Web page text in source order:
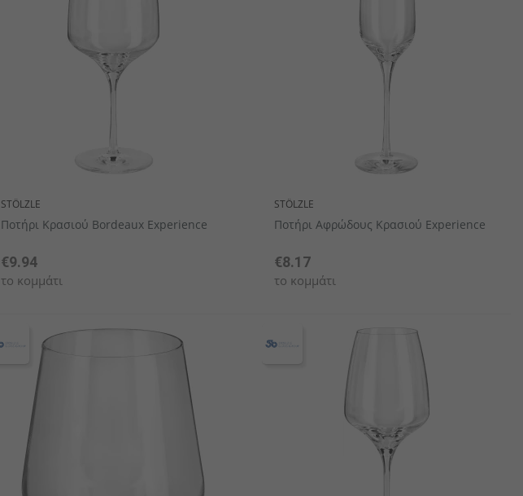
Σειρά πορσελάνης
Σειρά μαχαιροπήρουνων Ξύλινα Είδη Σερβιρίσματος/ Παρουσίασης
STÖLZLE
Ποτήρι Κρασιού Bordeaux Experience
€9.94
το κομμάτι
STÖLZLE
Ποτήρι Αφρώδους Κρασιού Experience
€8.17
το κομμάτι